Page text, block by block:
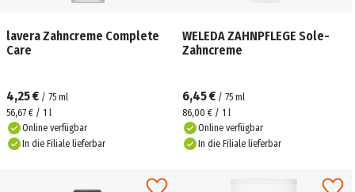
lavera Zahncreme Complete
Care
4,25 € / 75 ml
56,67 € / 1 l
Online verfügbar
In die Filiale lieferbar
WELEDA ZAHNPFLEGE Sole-
Zahncreme
6,45 € / 75 ml
86,00 € / 1 l
Online verfügbar
In die Filiale lieferbar